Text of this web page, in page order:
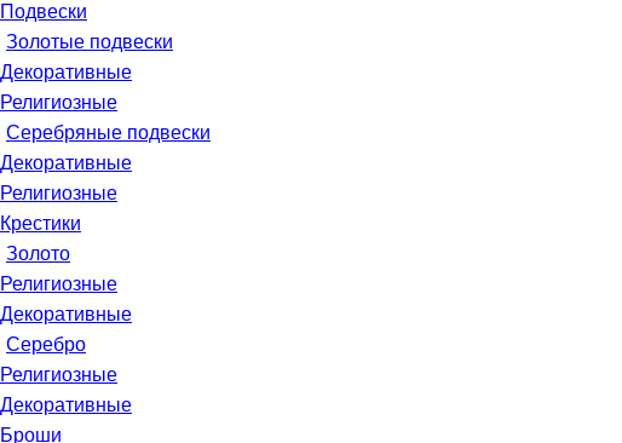
Подвески
Золотые подвески
Декоративные
Религиозные
Серебряные подвески
Декоративные
Религиозные
Крестики
Золото
Религиозные
Декоративные
Серебро
Религиозные
Декоративные
Броши